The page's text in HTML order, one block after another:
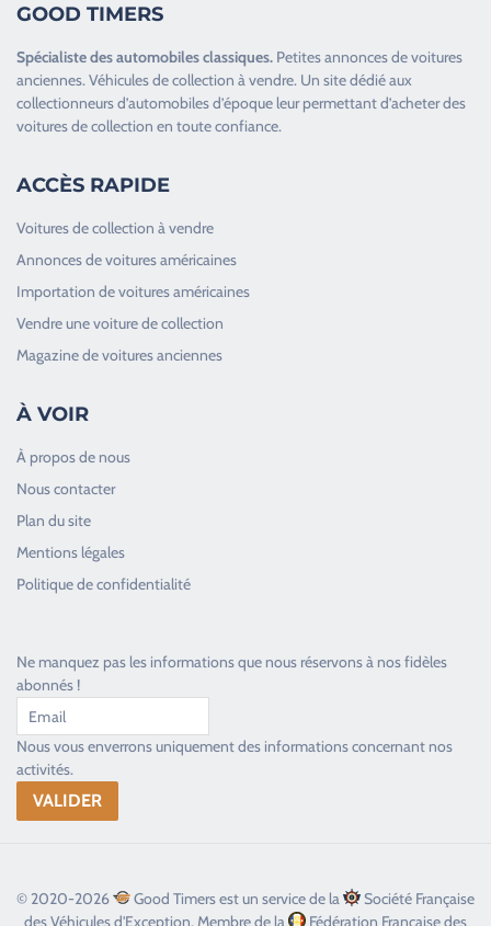
GOOD TIMERS
Spécialiste desautomobiles classiques. Petites annonces devoitures
anciennes.Véhicules de collection à vendre. Un site dédié aux
collectionneurs d’automobiles d’époque leur permettant d’acheter des
voitures de collection en toute confiance.
ACCÈS RAPIDE
Voitures de collection à vendre
Annonces de voitures américaines
Importation de voitures américaines
Vendre une voiture de collection
Magazine de voitures anciennes
À VOIR
À propos de nous
Nous contacter
Plan du site
Mentions légales
Politique de confidentialité
Ne manquez pas les informations que nous réservons à nos fidèles
abonnés !
Nous vous enverrons uniquement des informations concernant nos
activités.
© 2020-2026 Good Timers est un service de la
Société Française
des Véhicules d'Exception, Membre de la
Fédération Française des
Toujours heureux d'aider les passionnés